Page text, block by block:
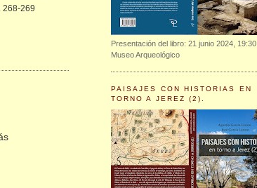
268-269
Presentación del libro: 21 junio 2024, 19:30
Museo Arqueológico
PAISAJES CON HISTORIAS EN
TORNO A JEREZ (2).